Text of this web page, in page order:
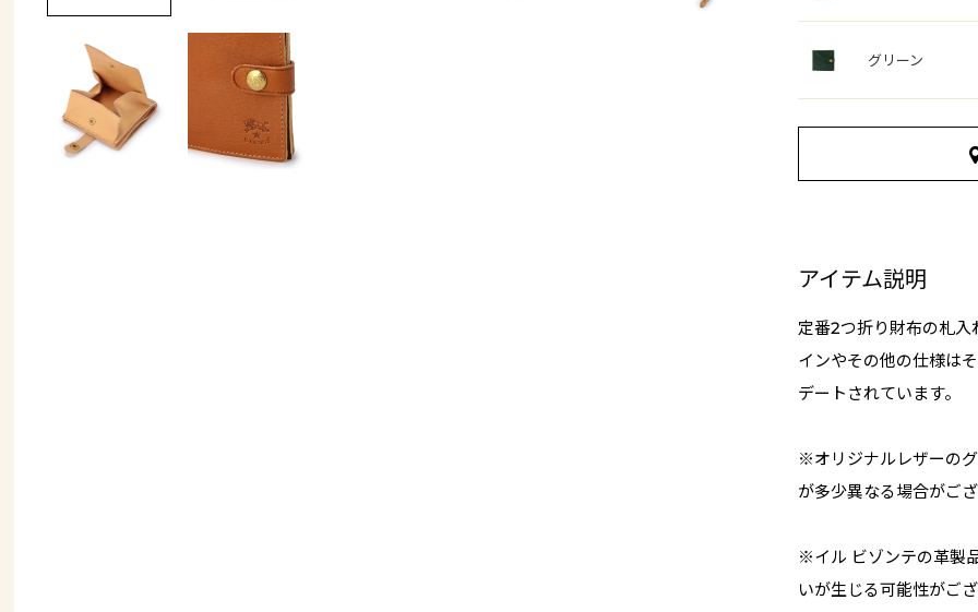
グリーン
アイテム説明
定番2つ折り財布の札
インやその他の仕様は
デートされています。
※オリジナルレザーの
が多少異なる場合がご
※イル ビゾンテの革製
いが生じる可能性がご